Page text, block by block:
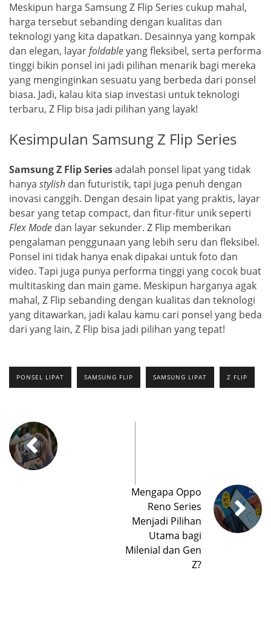
Meskipun harga Samsung Z Flip Series cukup mahal,
harga tersebut sebanding dengan kualitas dan
teknologi yang kita dapatkan. Desainnya yang kompak
dan elegan, layarfoldableyang fleksibel, serta performa
tinggi bikin ponsel ini jadi pilihan menarik bagi mereka
yang menginginkan sesuatu yang berbeda dari ponsel
biasa. Jadi, kalau kita siap investasi untuk teknologi
terbaru, Z Flip bisa jadi pilihan yang layak!
Kesimpulan Samsung Z Flip Series
Samsung Z Flip Seriesadalah ponsel lipat yang tidak
hanya stylish dan futuristik, tapi juga penuh dengan
inovasi canggih. Dengan desain lipat yang praktis, layar
besar yang tetap compact, dan fitur-fitur unik seperti
Flex Mode dan layar sekunder. Z Flip memberikan
pengalaman penggunaan yang lebih seru dan fleksibel.
Ponsel ini tidak hanya enak dipakai untuk foto dan
video. Tapi juga punya performa tinggi yang cocok buat
multitasking dan main game. Meskipun harganya agak
mahal, Z Flip sebanding dengan kualitas dan teknologi
yang ditawarkan, jadi kalau kamu cari ponsel yang beda
dari yang lain, Z Flip bisa jadi pilihan yang tepat!
PONSEL LIPAT SAMSUNG FLIP SAMSUNG LIPAT Z FLIP
Mengapa Oppo
Reno Series
Menjadi Pilihan
Utama bagi
Milenial dan Gen
Z?